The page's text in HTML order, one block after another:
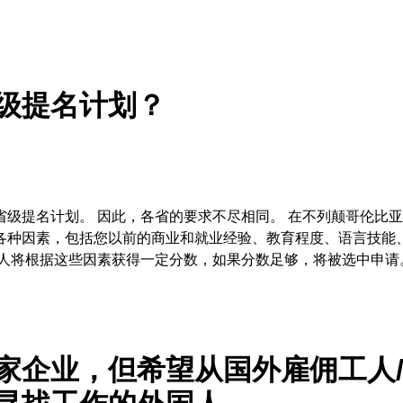
提名计划？
级提名计划。 因此，各省的要求不尽相同。 在不列颠哥伦比
种因素，包括您以前的商业和就业经验、教育程度、语言技能
将根据这些因素获得一定分数，如果分数足够，将被选中申请
企业，但希望从国外雇佣工